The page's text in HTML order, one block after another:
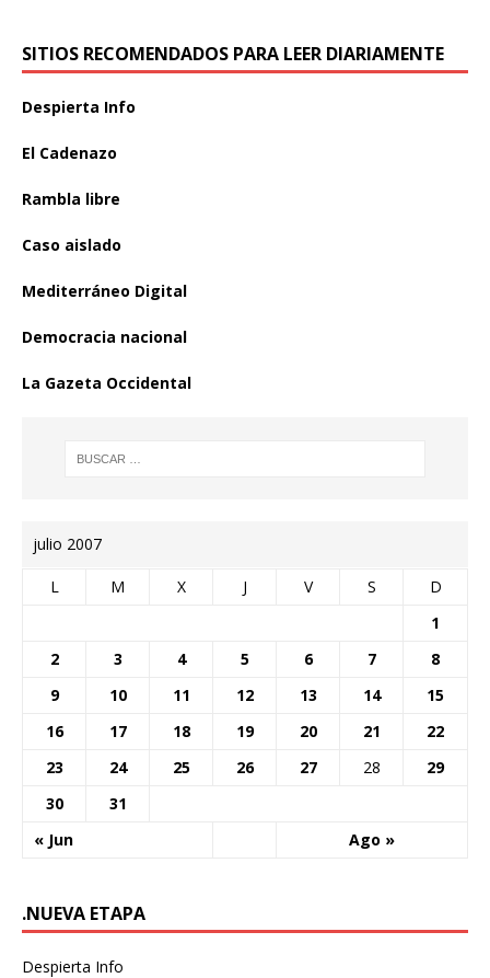
SITIOS RECOMENDADOS PARA LEER DIARIAMENTE
Despierta Info
El Cadenazo
Rambla libre
Caso aislado
Mediterráneo Digital
Democracia nacional
La Gazeta Occidental
julio 2007
L M X J V S D
« Jun Ago »
1
2
3 4 5 6 7
8
9
10 11 12 13 14
15
16
17 18 19 20 21
22
23
24 25 26 27 28
29
30
31
.NUEVA ETAPA
Despierta Info